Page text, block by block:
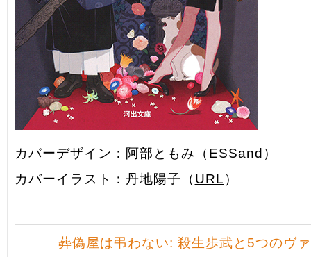
カバーデザイン：阿部ともみ（ESSand）
カバーイラスト：丹地陽子（ URL ）
葬偽屋は弔わない: 殺生歩武と5つのヴ